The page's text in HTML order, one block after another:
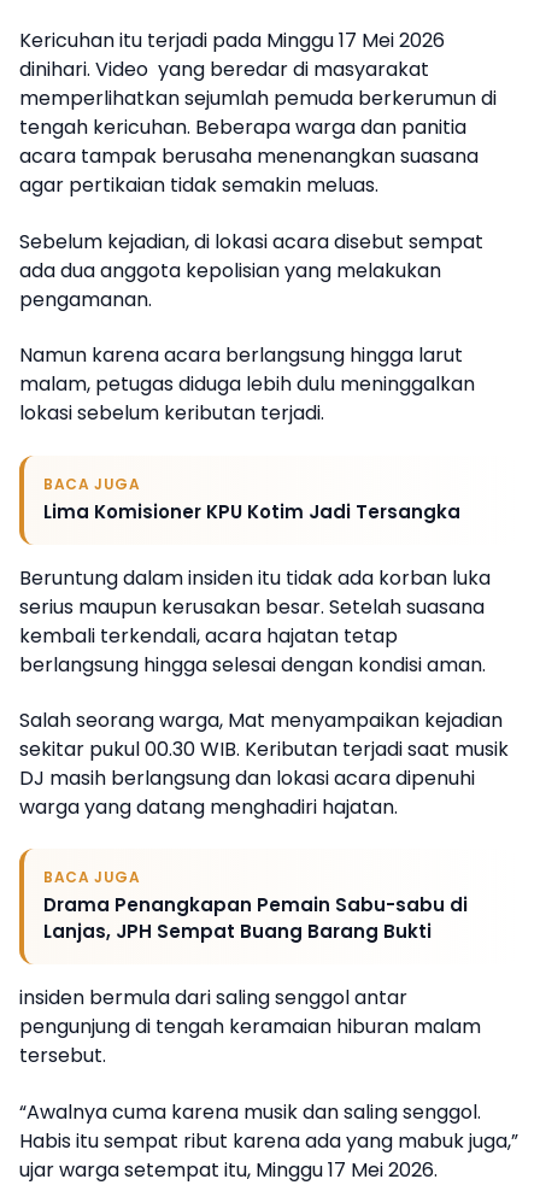
Kericuhan itu terjadi pada Minggu 17 Mei 2026
dinihari. Video yang beredar di masyarakat
memperlihatkan sejumlah pemuda berkerumun di
tengah kericuhan. Beberapa warga dan panitia
acara tampak berusaha menenangkan suasana
agar pertikaian tidak semakin meluas.
Sebelum kejadian, di lokasi acara disebut sempat
ada dua anggota kepolisian yang melakukan
pengamanan.
Namun karena acara berlangsung hingga larut
malam, petugas diduga lebih dulu meninggalkan
lokasi sebelum keributan terjadi.
BACA JUGA
Lima Komisioner KPU Kotim Jadi Tersangka
Beruntung dalam insiden itu tidak ada korban luka
serius maupun kerusakan besar. Setelah suasana
kembali terkendali, acara hajatan tetap
berlangsung hingga selesai dengan kondisi aman.
Salah seorang warga, Mat menyampaikan kejadian
sekitar pukul 00.30 WIB. Keributan terjadi saat musik
DJ masih berlangsung dan lokasi acara dipenuhi
warga yang datang menghadiri hajatan.
BACA JUGA
Drama Penangkapan Pemain Sabu-sabu di
Lanjas, JPH Sempat Buang Barang Bukti
insiden bermula dari saling senggol antar
pengunjung di tengah keramaian hiburan malam
tersebut.
“Awalnya cuma karena musik dan saling senggol.
Habis itu sempat ribut karena ada yang mabuk juga,”
ujar warga setempat itu, Minggu 17 Mei 2026.